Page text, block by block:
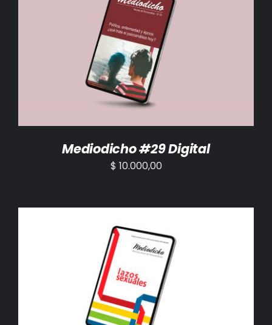
AÑADIR AL CARRITO /
Mediodicho #29 Digital
$ 10.000,00
AÑADIR AL CARRITO /